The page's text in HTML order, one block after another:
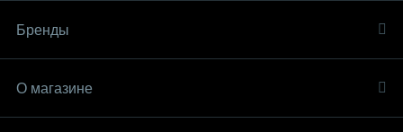
Бренды
О магазине